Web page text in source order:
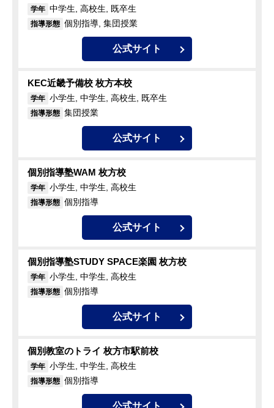
学年 中学生, 高校生, 既卒生
指導形態 個別指導, 集団授業
公式サイト
KEC近畿予備校 枚方本校
学年 小学生, 中学生, 高校生, 既卒生
指導形態 集団授業
公式サイト
個別指導塾WAM 枚方校
学年 小学生, 中学生, 高校生
指導形態 個別指導
公式サイト
個別指導塾STUDY SPACE楽園 枚方校
学年 小学生, 中学生, 高校生
指導形態 個別指導
公式サイト
個別教室のトライ 枚方市駅前校
学年 小学生, 中学生, 高校生
指導形態 個別指導